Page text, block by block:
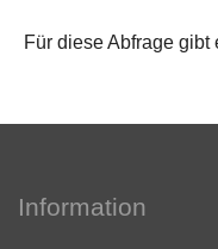
Für diese Abfrage
Information